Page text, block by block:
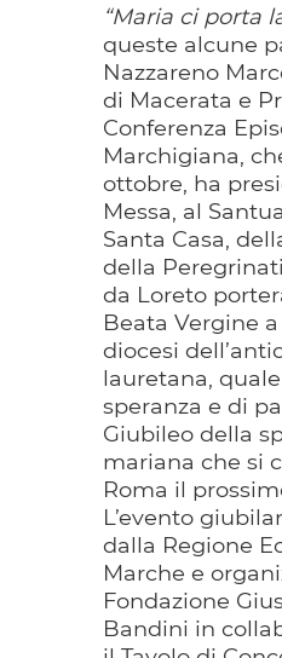
“Maria ci porta
queste alcune
Nazzareno
di Macerata e
Conferenza
Marchigiana,
ottobre, ha
Messa, al
Santa Casa,
della
da Loreto
Beata Vergine
diocesi
lauretana,
speranza e di
Giubileo della
mariana che si
Roma il
L’evento
dalla Regione
Marche e
Fondazione
Bandini in